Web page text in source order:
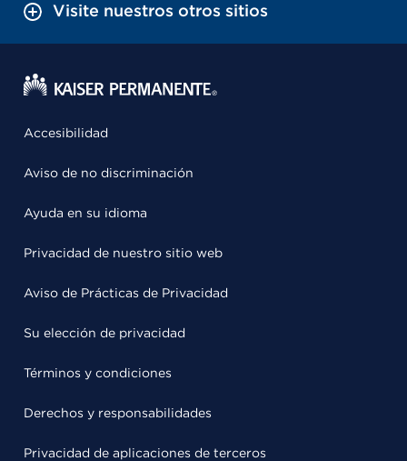
Visite nuestros otros sitios
Accesibilidad
Aviso de no discriminación
Ayuda en su idioma
Privacidad de nuestro sitio web
Aviso de Prácticas de Privacidad
Su elección de privacidad
Términos y condiciones
Derechos y responsabilidades
Privacidad de aplicaciones de terceros